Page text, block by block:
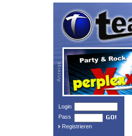
Login
Pass
Registrieren